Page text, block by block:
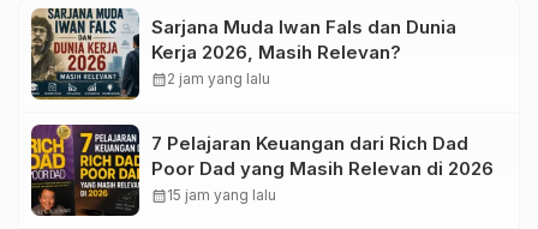
Sarjana Muda Iwan Fals dan Dunia
Kerja 2026, Masih Relevan?
calendar_month2 jam yang lalu
7 Pelajaran Keuangan dari Rich Dad
Poor Dad yang Masih Relevan di 2026
calendar_month15 jam yang lalu